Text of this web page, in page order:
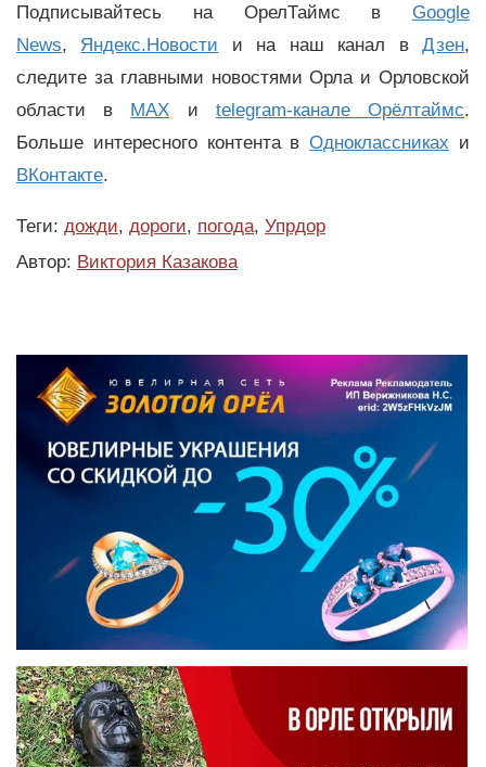
Подписывайтесь на ОрелТаймс в Google
News, Яндекс.Новости и на наш канал вДзен,
следите за главными новостями Орла и Орловской
области в MAX и telegram-канале Орёлтаймс.
Больше интересного контента вОдноклассниках и
ВКонтакте.
Теги: дожди, дороги, погода, Упрдор
Автор: Виктория Казакова